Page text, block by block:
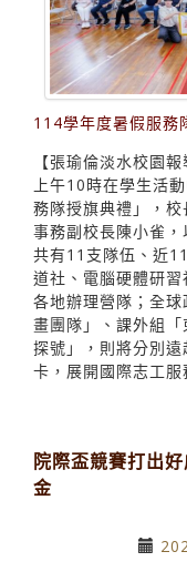
114學年度暑假服務
【張瑜倫淡水校園
上午10時在學生活
務隊授旗典禮」，
事務副校長陳小雀
共有11支隊伍、近
道社、電腦硬體研
各地辦理營隊；全
畫團隊」、課外組
探號」，則將分別
卡，展開國際志工服
院際盃競賽打出
金